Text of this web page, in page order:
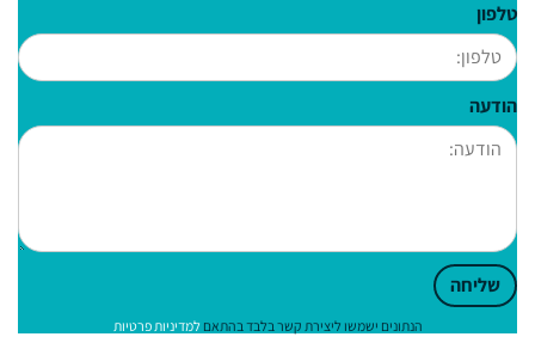
טלפון
הודעה
שליחה
הנתונים ישמשו ליצירת קשר בלבד בהתאםלמדיניות פרטיות